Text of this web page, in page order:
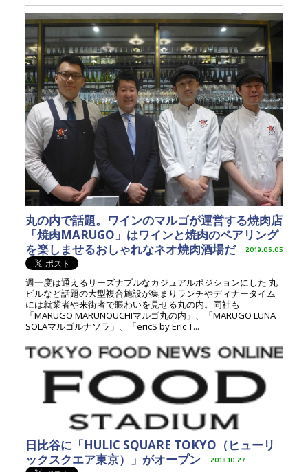
丸の内で話題。ワインのマルゴが運営する焼肉店
「焼肉MARUGO」はワインと焼肉のペアリング
を楽しませるおしゃれなネオ焼肉酒場だ
2019.06.05
週一度は通えるリーズナブルなカジュアルポジションにした 丸
ビルなど話題の大型複合施設が集まりランチやディナータイム
には就業者や来街者で賑わいを見せる丸の内。同社も
「MARUGO MARUNOUCHIマルゴ丸の内」、「MARUGO LUNA
SOLAマルゴルナソラ」、「ericS by Eric T...
日比谷に「HULIC SQUARE TOKYO（ヒューリ
ックスクエア東京）」がオープン
2018.10.27